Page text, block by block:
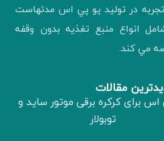
در توليد يو پي اس مدتهاست
انواع منبع تغذيه بدون وقفه
مقالات
برای کرکره برقی موتور ساید و
توبولار